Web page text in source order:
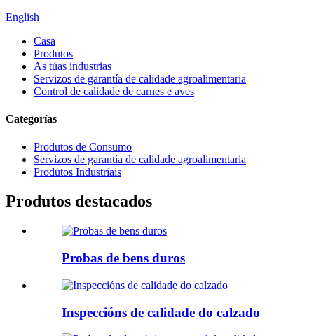
English
Casa
Produtos
As túas industrias
Servizos de garantía de calidade agroalimentaria
Control de calidade de carnes e aves
Categorías
Produtos de Consumo
Servizos de garantía de calidade agroalimentaria
Produtos Industriais
Produtos destacados
Probas de bens duros
Inspeccións de calidade do calzado